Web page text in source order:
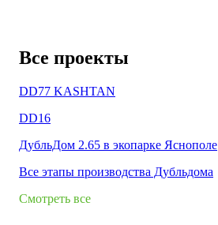
Все проекты
DD77 KASHTAN
DD16
ДубльДом 2.65 в экопарке Яснополе
Все этапы производства Дубльдома
Смотреть все